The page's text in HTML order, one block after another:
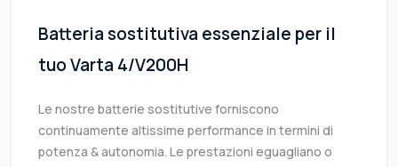
Batteria sostitutiva essenziale per il
tuo Varta 4/V200H
Le nostre batterie sostitutive forniscono
continuamente altissime performance in termini di
potenza & autonomia. Le prestazioni eguagliano o